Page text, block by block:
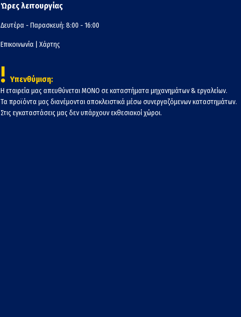
Ώρες λειτουργίας
Δευτέρα - Παρασκευή: 8:00 - 16:00
Επικοινωνία Χάρτης
! Υπενθύμιση:
Η εταιρεία μας απευθύνεται ΜΟΝΟ σε καταστήματα μηχανημάτων & εργαλείων.
Τα προϊόντα μας διανέμονται αποκλειστικά μέσω συνεργαζόμενων καταστημάτων.
Στις εγκαταστάσεις μας δεν υπάρχουν εκθεσιακοί χώροι.